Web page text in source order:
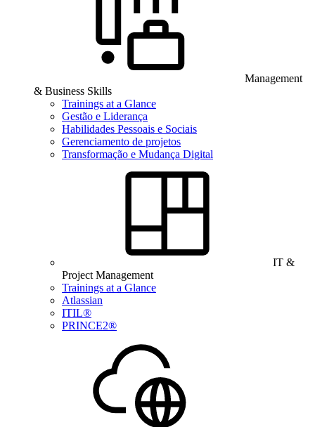
Management
& Business Skills
Trainings at a Glance
Gestão e Liderança
Habilidades Pessoais e Sociais
Gerenciamento de projetos
Transformação e Mudança Digital
IT &
Project Management
Trainings at a Glance
Atlassian
ITIL®
PRINCE2®